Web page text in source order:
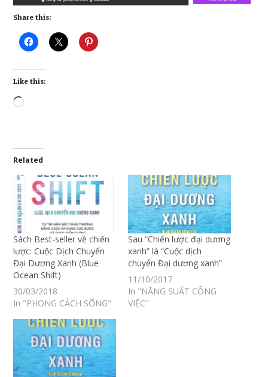
Share this:
Like this:
Loading…
Related
Sách Best-seller về chiến
lược: Cuộc Dịch Chuyển
Đại Dương Xanh (Blue
Ocean Shift)
30/03/2018
In "PHONG CÁCH SỐNG"
Sau “Chiến lược đại dương
xanh” là “Cuộc dịch
chuyển Đại dương xanh”
11/10/2017
In "NĂNG SUẤT CÔNG
VIỆC"